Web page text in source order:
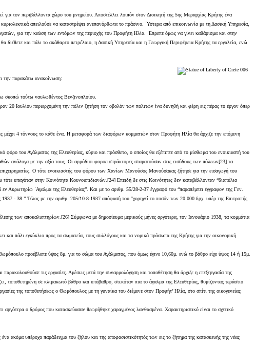
τον περιβάλλοντα χώρο του μνημείου. Αποστέλλει λοιπόν στον Διοικητή της 5ης Μεραρχίας Κρήτης ένα
απειλούσε να καταστρέψει ανεπανόρθωτα το πράσινο. ΄Υστερα από επικοινωνία με τη Δασική Υπηρεσία,
για την καύση των εντόμων της περιοχής του Προφήτη Ηλία. ΄Επρεπε όμως να γίνει καθάρισμα και στην
διέθετε και πάλι το ακάθαρτο πετρέλαιο, η Δασική Υπηρεσία και η Γεωργική Περιφέρεια Κρήτης τα εργαλεία, ενώ
την παρακάτω ανακοίνωση:
σκοπώ τούτω ναυλωθέντος Βενζινοπλοίου.
20 Ιουλίου περιερχομένη την πόλιν ζητήση τον οβολόν των πολιτών ίνα δυνηθή και φέρη εις πέρας το έργον όπερ
μέχρι 4 τόννους το κάθε ένα. Η μεταφορά των διαφόρων κομματιών στον Προφήτη Ηλία θα άρχιζε την επόμενη
του Αγάλματος της Ελευθερίας, κύριο και πρόσθετο, ο οποίος θα εξέπιπτε από το μίσθωμα του ενοικιαστή του
ανάλογα με την αξία τους. Οι αρμόδιοι φοροεισπράκτορες σταματούσαν στις εισόδους των πόλεων[23] τα
Ο τότε ενοικιαστής του φόρου των Χανίων Μανούσος Μανούσακας ζήτησε για την εισαγωγή του
υπαγόταν στην Κοινότητα Κουνουπιδιανών.[24] Επειδή δε στις Κοινότητες δεν καταβάλλονταν “διαπύλια
΄Αγαλμα της Ελευθερίας”. Και με το αριθμ. 55/28-2-37 έγγραφό του “παραπέμπει έγγραφον της Γεν.
- 38.” Τέλος με την αριθμ. 205/10-8-1937 απόφασή του “χορηγεί το ποσόν των 20.000 δρχ. υπέρ της Επιτροπής
των αποκαλυπτηρίων.[26] Σύμφωνα με δημοσίευμα μερικούς μήνες αργότερα, τον Ιανουάριο 1938, τα κομμάτια
και πάλι εγκύκλιο προς τα σωματεία, τους συλλόγους και τα νομικά πρόσωπα της Κρήτης για την οικονομική
προέβλεπε ύψος 8μ. για το σώμα του Αγάλματος, που όμως έγινε 10,60μ. ενώ το βάθρο είχε ύψος 14 ή 15μ.
τις εργασίες. Αμέσως μετά την συναρμολόγηση και τοποθέτηση θα άρχιζε η επεξεργασία της
σε κλιμακωτό βάθρο και υπόβαθρο, στεκόταν πια το άγαλμα της Ελευθερίας, θυμίζοντας τεράστιο
της τοποθετήσεως ο Θωμόπουλος με τη γυναίκα του διέμενε στον Προφήτ’ Ηλία, στο σπίτι της οικογενείας
ο δρόμος που κατασκεύασαν θεωρήθηκε χαραγμένος λανθασμένα. Χαρακτηριστικό είναι το σχετικό
ακόμα υπέροχο παράδειγμα του ζήλου και της αποφασιστικότητός των εις το ζήτημα της κατασκευής της νέας